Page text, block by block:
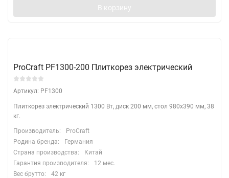
В корзину
ProCraft PF1300-200 Плиткорез электрический
Артикул: PF1300
Плиткорез электрический 1300 Вт, диск 200 мм, стол 980х390 мм, 38
кг.
Производитель:
ProCraft
Родина бренда:
Германия
Страна производства:
Китай
Гарантия производителя:
12 мес.
Вес брутто:
42 кг